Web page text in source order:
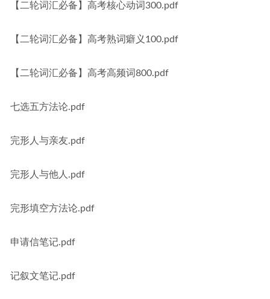
【二轮词汇必备】高考核心动词300.pdf
【二轮词汇必备】高考熟词癖义100.pdf
【二轮词汇必备】高考高频词800.pdf
七选五方法论.pdf
完形人与亲友.pdf
完形人与他人.pdf
完形填空方法论.pdf
申请信笔记.pdf
记叙文笔记.pdf